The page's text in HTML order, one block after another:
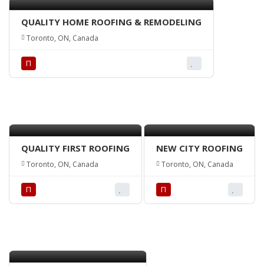
QUALITY HOME ROOFING & REMODELING
Toronto, ON, Canada
П
QUALITY FIRST ROOFING
Toronto, ON, Canada
П
NEW CITY ROOFING
Toronto, ON, Canada
П